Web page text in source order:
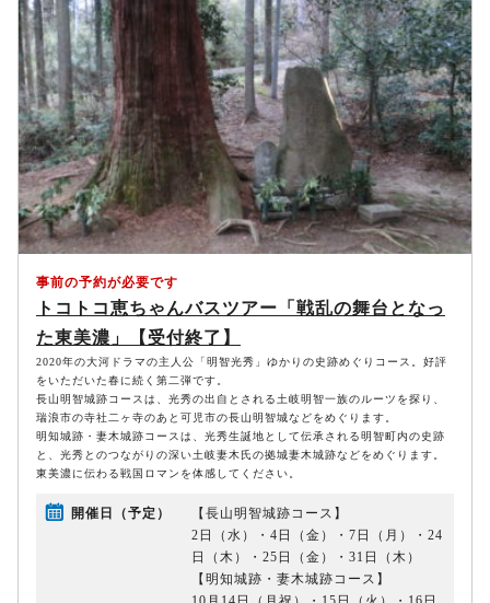
事前の予約が必要です
トコトコ恵ちゃんバスツアー「戦乱の舞台となっ
た東美濃」【受付終了】
2020年の大河ドラマの主人公「明智光秀」ゆかりの史跡めぐりコース。好評
をいただいた春に続く第二弾です。
長山明智城跡コースは、光秀の出自とされる土岐明智一族のルーツを探り、
瑞浪市の寺社二ヶ寺のあと可児市の長山明智城などをめぐります。
明知城跡・妻木城跡コースは、光秀生誕地として伝承される明智町内の史跡
と、光秀とのつながりの深い土岐妻木氏の拠城妻木城跡などをめぐります。
東美濃に伝わる戦国ロマンを体感してください。
開催日（予定）
【長山明智城跡コース】
2日（水）・4日（金）・7日（月）・24
日（木）・25日（金）・31日（木）
【明知城跡・妻木城跡コース】